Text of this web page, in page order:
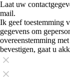
Laat uw
mail.
Ik geef toestemming
gegevens om
overeenstemming
bevestigen, gaat u